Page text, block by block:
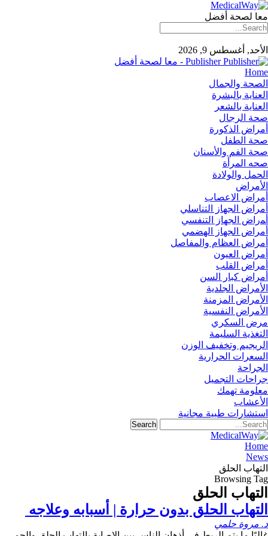
معا لصحة أفضل
الأحد, أغسطس 9, 2026
Publisher - معا لصحة أفضل
Home
الصحة والجمال
العناية بالبشرة
العناية بالشعر
صحة الرجال
أمراض الذكورة
صحة الطفل
صحة الفم والأسنان
صحه المرأة
الحمل والولادة
الأمراض
أمراض الاعصاب
أمراض الجهاز التناسلي
أﻤراض اﻟﺠﻬﺎز اﻟﺘﻨﻔﺴﻲ
أمراض الجهاز الهضمي
أمراض العظام والمفاصل
أمراض العيون
أمراض القلب
أمراض كبار السن
الأمراض الجلدية
الأمراض المزمنة
الأمراض النفسية
مرض السكري
التغذية السليمة
الريجيم وتخفيف الوزن
السعرات الحرارية
الجراحة
جراحات التجميل
معلومة تهمك
الأعشاب
استشارات طبية مجانية
Home
News
التهاب الحلق
Browsing Tag
التهاب الحلق
التهاب الحلق بدون حرارة | أسبابه وعلاجه
د. مروة حلمي